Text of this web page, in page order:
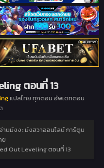
ตอนที่ 13
แปลไทย ทุกตอน อัพเดทตอน
นมังงะ มังฮวาออนไลน์ การ์ตูน
ย
Out Leveling ตอนที่ 13